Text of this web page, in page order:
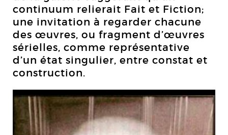
continuum relierait Fait et Fiction;
une invitation à regarder chacune
des œuvres, ou fragment d’œuvres
sérielles, comme représentative
d’un état singulier, entre constat et
construction.